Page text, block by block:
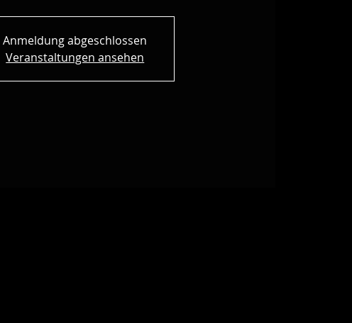
Anmeldung abgeschlossen
Veranstaltungen ansehen